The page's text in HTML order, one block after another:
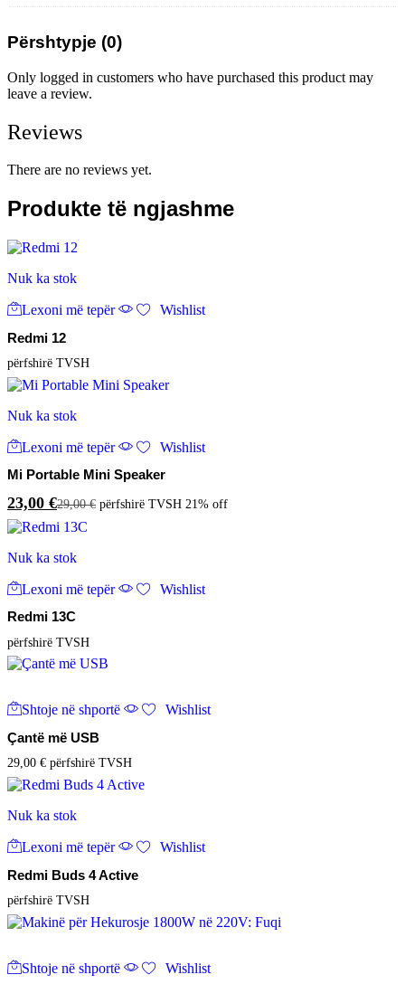
Përshtypje (0)
Only logged in customers who have purchased this product may
leave a review.
Reviews
There are no reviews yet.
Produkte të ngjashme
Nuk ka stok
Lexoni më tepër
Wishlist
Redmi 12
përfshirë TVSH
Nuk ka stok
Lexoni më tepër
Wishlist
Mi Portable Mini Speaker
23,00 €29,00€ përfshirë TVSH 21% off
Nuk ka stok
Lexoni më tepër
Wishlist
Redmi 13C
përfshirë TVSH
Shtoje në shportë
Wishlist
Çantë më USB
29,00 € përfshirë TVSH
Nuk ka stok
Lexoni më tepër
Wishlist
Redmi Buds 4 Active
përfshirë TVSH
Shtoje në shportë Wishlist